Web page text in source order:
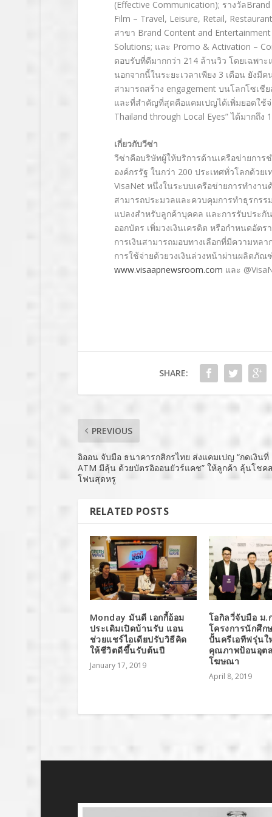
(Effective Communication); รางวัล
Film – Travel, Leisure, Retail,
สาขา Brand Content and
Solutions; และ Promo & Activation –
ตอบรับที่ดีมากกว่า 214 ล้านวิว โดยเฉพา
นอกจากนี้ในระยะเวลาเพียง 3 เดือน ยังมี
สามารถสร้าง engagement บนโลกโซเชี
และที่สำคัญที่สุดคือแคมเปญได้เพิ่มยอดใช้
Thailand through Local Eyes” ได้มากถึง
เกี่ยวกับวีซ่า
วีซ่าคือบริษัทผู้ให้บริการด้านเครือข่ายกา
องค์กรรัฐ ในกว่า 200 ประเทศทั่วโลกด้วย
VisaNet หนึ่งในระบบเครือข่ายการทำงา
สามารถประมวลและควบคุมการทำธุรกร
แปลงสำหรับลูกค้าบุคคล และการรับประกั
ออกบัตร เพิ่มวงเงินเครดิต หรือกำหนดอัต
การเงินสามารถมอบทางเลือกที่มีความหล
การใช้จ่ายด้วยวงเงินล่วงหน้าผ่านผลิตภั
www.visaapnewsroom.com และ
SHARE:
PREVIOUS
อิออน จับมือ ธนาคารกสิกรไทย ส่งแคมเปญ “กดเงินที่
ATM มีลุ้น ด้วยบัตรอิออนยัวร์แคช” ให้ลูกค้า ลุ้นโชค
โฟนสุดหรู
RELATED POSTS
Monday มันดี เอกกี้อ้อม
ประเดิมเปิดบ้านรับ แอน
ช่วยแชร์ไอเดียปรับวิธีคิด
ให้ชีวิตดีขึ้นรับต้นปี
January 17, 2019
โอกิลวี่จับมือ ม.
โครงการนักศึก
ปั้นครีเอทีฟรุ่นใ
คุณภาพป้อนอุต
โฆษณา
April 8, 2019